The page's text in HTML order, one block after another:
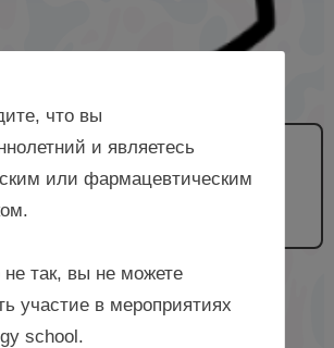
реаниматолог отделения
и реанимации ФГБУ «НМИЦ АГП им.
России, г. Москва
с лектором
что вы
и являетесь
или фармацевтическим
так, вы не можете
участие в мероприятиях
school.